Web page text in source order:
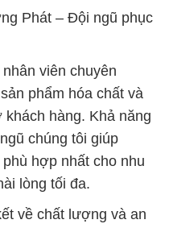
Phát – Đội ngũ phục
viên chuyên
phẩm hóa chất và
khách hàng. Khả năng
chúng tôi giúp
hợp nhất cho nhu
lòng tối đa.
về chất lượng và an